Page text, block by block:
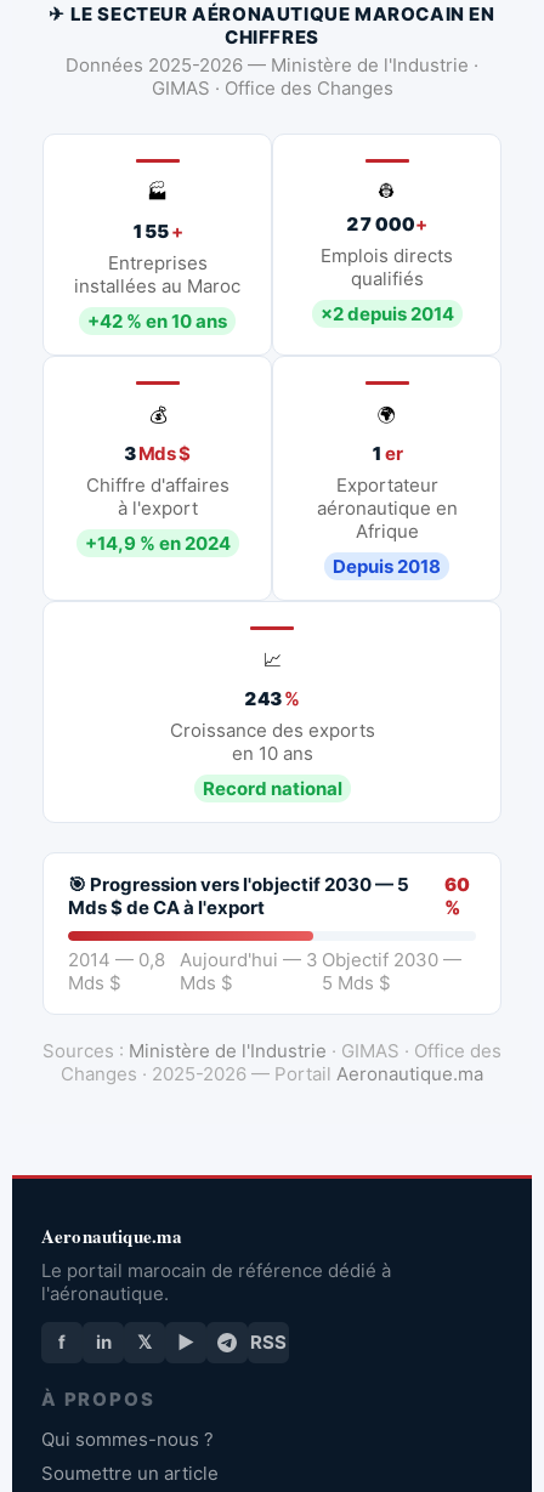
✈ LE SECTEUR AÉRONAUTIQUE MAROCAIN EN
CHIFFRES
Données 2025-2026 — Ministère de l'Industrie ·
GIMAS · Office des Changes
🏭
155+
Entreprises
installées au Maroc
+42 % en 10 ans
👷
27 000+
Emplois directs
qualifiés
×2 depuis 2014
💰
3Mds $
Chiffre d'affaires
à l'export
+14,9 % en 2024
🌍
1 er
Exportateur
aéronautique en
Afrique
Depuis 2018
📈
243%
Croissance des exports
en 10 ans
Record national
🎯 Progression vers l'objectif 2030 — 5
Mds $ de CA à l'export
60
%
2014 — 0,8
Mds $
Aujourd'hui — 3
Mds $
Objectif 2030 —
5 Mds $
Sources : Ministère de l'Industrie · GIMAS · Office des
Changes · 2025-2026 — Portail Aeronautique.ma
Aeronautique.ma
Le portail marocain de référence dédié à
l'aéronautique.
f in 𝕏 ▶ RSS
À PROPOS
Qui sommes-nous ?
Soumettre un article